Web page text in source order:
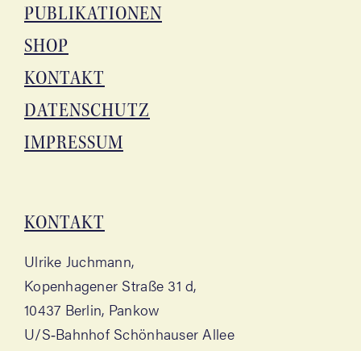
PUBLI­KA­TIO­NEN
SHOP
KON­TAKT
DATEN­SCHUTZ
IMPRES­SUM
KON­TAKT
Ulri­ke Juchmann,
Kopen­ha­ge­ner Stra­ße 31 d,
10437 Ber­lin, Pankow
U/S‑Bahnhof Schön­hau­ser Allee